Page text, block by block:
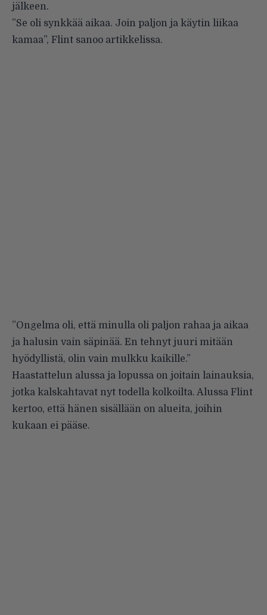
jälkeen.
”Se oli synkkää aikaa. Join paljon ja käytin liikaa
kamaa”, Flint sanoo artikkelissa.
”Ongelma oli, että minulla oli paljon rahaa ja aikaa
ja halusin vain säpinää. En tehnyt juuri mitään
hyödyllistä, olin vain mulkku kaikille.”
Haastattelun alussa ja lopussa on joitain lainauksia,
jotka kalskahtavat nyt todella kolkoilta. Alussa Flint
kertoo, että hänen sisällään on alueita, joihin
kukaan ei pääse.